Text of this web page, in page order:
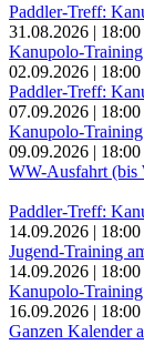
Paddler-Treff:
31.08.2026 | 18:00
Kanupolo-Training
02.09.2026 | 18:00
Paddler-Treff:
07.09.2026 | 18:00
Kanupolo-Training
09.09.2026 | 18:00
WW-Ausfahrt
Paddler-Treff:
14.09.2026 | 18:00
Jugend-Training
14.09.2026 | 18:00
Kanupolo-Training
16.09.2026 | 18:00
Ganzen Kalender